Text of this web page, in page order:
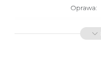
Oprawa:
ISBN